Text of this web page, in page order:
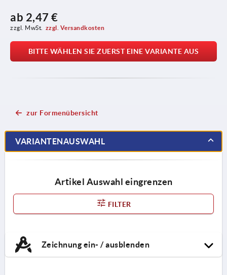
ab 2,47 €
zzgl. MwSt. zzgl. Versandkosten
BITTE WÄHLEN SIE ZUERST EINE VARIANTE AUS
zur Formenübersicht
VARIANTENAUSWAHL
Artikel Auswahl eingrenzen
FILTER
Zeichnung ein- / ausblenden